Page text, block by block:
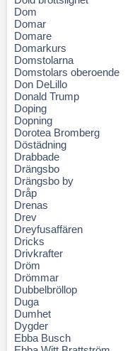
Dom
Domar
Domare
Domarkurs
Domstolarna
Domstolars oberoende
Don DeLillo
Donald Trump
Doping
Dopning
Dorotea Bromberg
Döstädning
Drabbade
Drängsbo
Drängsbo by
Dråp
Drenas
Drev
Dreyfusaffären
Dricks
Drivkrafter
Dröm
Drömmar
Dubbelbröllop
Duga
Dumhet
Dygder
Ebba Busch